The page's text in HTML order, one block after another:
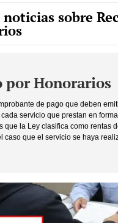
sobre
por Honorarios
de pago que deben
servicio que prestan en
que la Ley clasifica como rentas
caso que el servicio se haya